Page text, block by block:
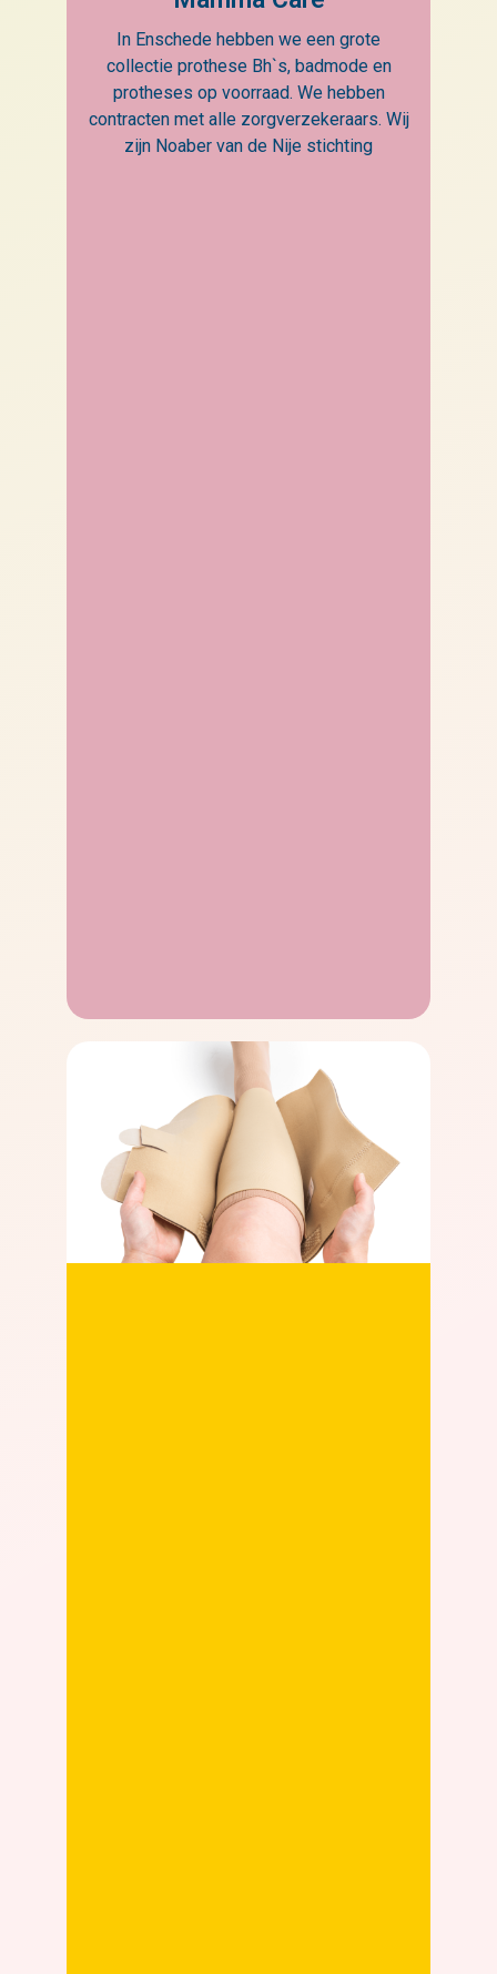
In Enschede hebben we een grote
collectie prothese Bh`s, badmode en
protheses op voorraad. We hebben
contracten met alle zorgverzekeraars. Wij
zijn Noaber van de Nije stichting